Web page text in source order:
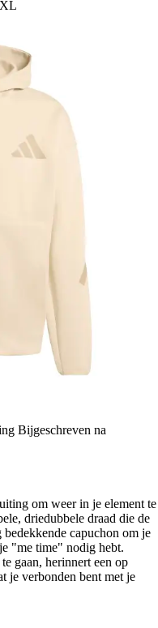
Bijgeschreven na
om weer in je element te
driedubbele draad die de
capuchon om je
"me time" nodig hebt.
gaan, herinnert een op
je verbonden bent met je